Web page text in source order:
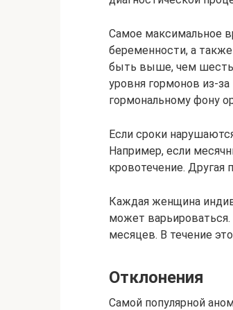
Самое максимальное
беременности, а
быть выше, чем
уровня гормонов из-
гормональному фону
Если сроки
Например, если
кровотечение. Другая
Каждая женщина
может варьироваться.
месяцев. В течение
Отклонения
Самой популярной